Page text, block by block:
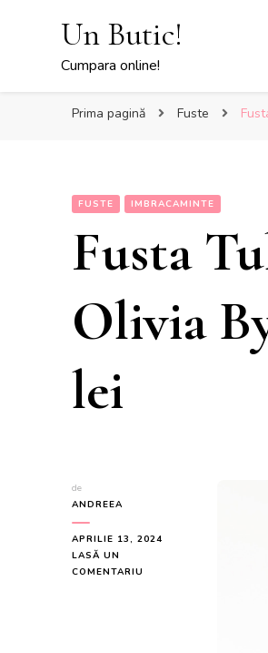
Un Butic!
Cumpara online!
Prima pagină Fuste
FUSTE IMBRACAMINTE
Fusta
Olivia
lei
de
ANDREEA
APRILIE 13, 2024
LASĂ UN
COMENTARIU